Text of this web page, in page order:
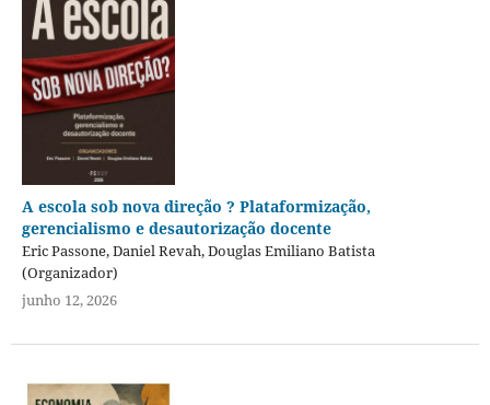
A escola sob nova direção ? Plataformização,
gerencialismo e desautorização docente
Eric Passone, Daniel Revah, Douglas Emiliano Batista
(Organizador)
junho 12, 2026